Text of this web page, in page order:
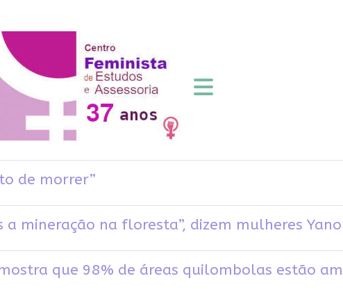
de morrer”
a mineração na floresta”, dizem mulheres
que 98% de áreas quilombolas estão